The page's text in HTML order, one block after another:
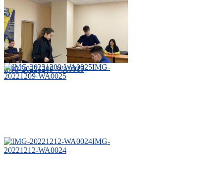
IMG-20221209-WA0015
IMG-
20221209-WA0025
IMG-
20221212-WA0024